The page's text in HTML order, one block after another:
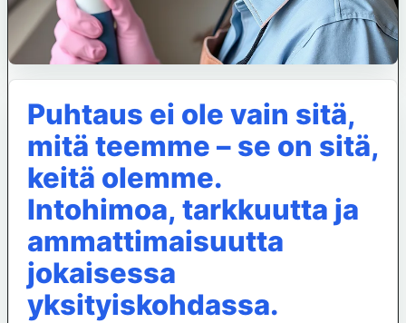
Puhtaus ei ole vain sitä,
mitä teemme – se on sitä,
keitä olemme.
Intohimoa, tarkkuutta ja
ammattimaisuutta
jokaisessa
yksityiskohdassa.